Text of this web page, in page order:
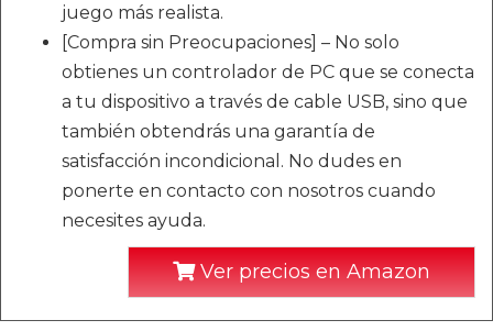
juego más realista.
[Compra sin Preocupaciones] – No solo
obtienes un controlador de PC que se conecta
a tu dispositivo a través de cable USB, sino que
también obtendrás una garantía de
satisfacción incondicional. No dudes en
ponerte en contacto con nosotros cuando
necesites ayuda.
Ver precios en Amazon